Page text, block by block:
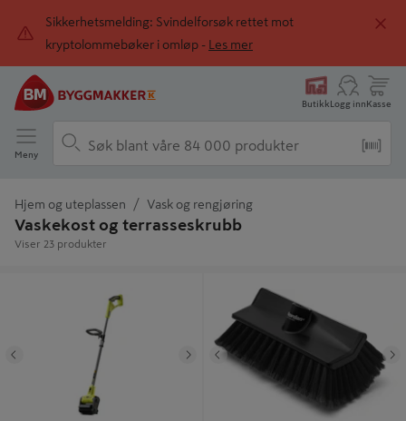
Sikkerhetsmelding: Svindelforsøk rettet mot
kryptolommebøker i omløp -
Les mer
ButikkLogg innKasse
Meny
Hjem og uteplassen Vask og rengjøring
Vaskekost og terrasseskrubb
Viser 23 produkter
NesteTidligere